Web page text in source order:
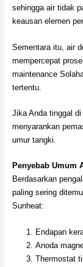
sehingga air tidak
keausan elemen
Sementara itu, air
mempercepat
maintenance
tertentu.
Jika Anda tinggal
menyarankan
umur tangki.
Penyebab Umum
Berdasarkan
paling sering
Sunheat:
Endapan
Anoda
Thermostat